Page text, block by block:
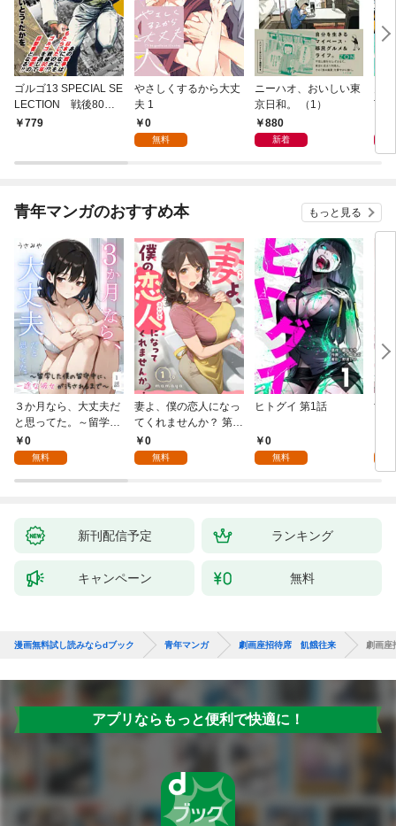
ゴルゴ13 SPECIAL SE
LECTION 戦後80年
の光と陰
779
やさしくするから大丈
夫 1
0
無料
ニーハオ、おいしい東
京日和。 （1）
880
新着
TY
青年マンガのおすすめ本 もっと見る
３か月なら、大丈夫だ
と思ってた。～留学し
た僕の留守中に、一途
な彼女が汚されるまで
0
無料
妻よ、僕の恋人になっ
てくれませんか？ 第1
話0
無料
ヒトグイ 第1話
0
無料
世
新刊配信予定 ランキング
キャンペーン 無料
漫画無料試し読みならdブック 青年マンガ 劇画座招待席 飢餓往来 劇画
アプリならもっと便利で快適に！